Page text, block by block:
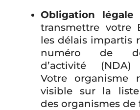
Obligation légale
transmettre votre
les délais impartis
numéro de
d’activité (NDA)
Votre organisme
visible sur la
des organismes de